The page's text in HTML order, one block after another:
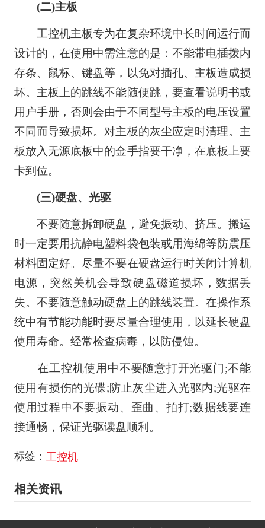
(二)主板
工控机主板专为在复杂环境中长时间运行而
设计的，在使用中需注意的是：不能带电插拨内
存条、鼠标、键盘等，以免对插孔、主板造成损
坏。主板上的跳线不能随便跳，要查看说明书或
用户手册，否则会由于不同型号主板的电压设置
不同而导致损坏。对主板的灰尘应定时清理。主
板放入无源底板中的金手指要干净，在底板上要
卡到位。
(三)硬盘、光驱
不要随意拆卸硬盘，避免振动、挤压。搬运
时一定要用抗静电塑料袋包装或用海绵等防震压
材料固定好。尽量不要在硬盘运行时关闭计算机
电源，突然关机会导致硬盘磁道损坏，数据丢
失。不要随意触动硬盘上的跳线装置。在操作系
统中有节能功能时要尽量合理使用，以延长硬盘
使用寿命。经常检查病毒，以防侵蚀。
在工控机使用中不要随意打开光驱门;不能
使用有损伤的光碟;防止灰尘进入光驱内;光驱在
使用过程中不要振动、歪曲、拍打;数据线要连
接通畅，保证光驱读盘顺利。
标签： 工控机
相关资讯